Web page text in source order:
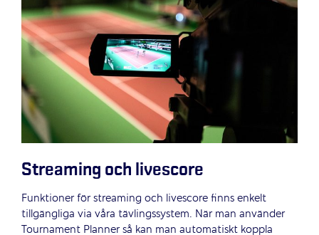
Streaming och livescore
Funktioner för streaming och livescore finns enkelt
tillgängliga via våra tävlingssystem. När man använder
Tournament Planner så kan man automatiskt koppla